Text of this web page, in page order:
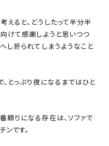
ると、どうしたって半分半
けて感謝しようと思いつつ
し折られてしまうようなこと
とっぷり夜になるまではひと
頼りになる存在は、ソファで
ンです。